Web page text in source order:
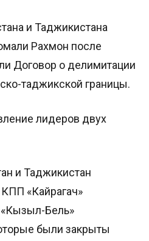
и Таджикистана
Рахмон после
Договор о делимитации
таджикской границы.
лидеров двух
и Таджикистан
«Кайрагач»
Бель»
были закрыты